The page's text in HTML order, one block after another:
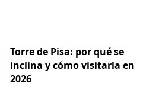
Torre de Pisa: por qué se
inclina y cómo visitarla en
2026